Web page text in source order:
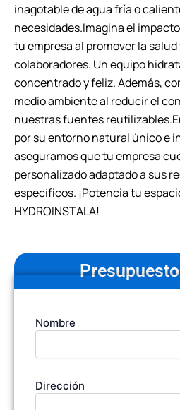
inagotable de agua fría o
necesidades.Imagina el
tu empresa al promover la
colaboradores. Un equipo
concentrado y feliz. Además,
medio ambiente al reducir el
nuestras fuentes
por su entorno natural único e
aseguramos que tu empresa
personalizado adaptado a sus
específicos. ¡Potencia tu
HYDROINSTALA!
Tu
nombre
Nombre
Dirección
de
Dirección